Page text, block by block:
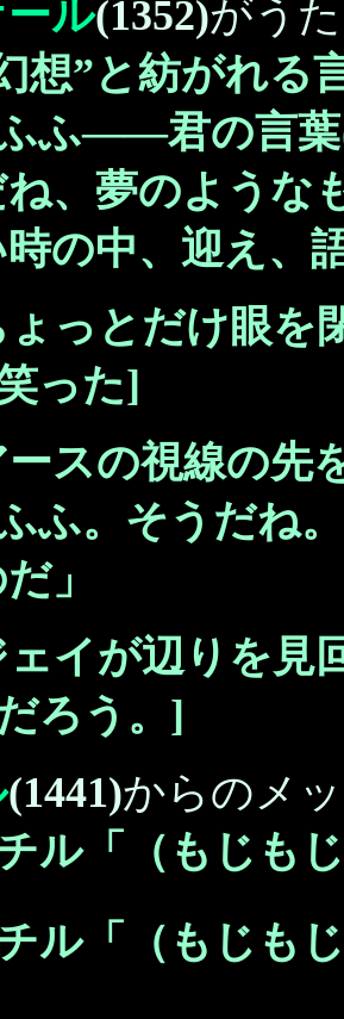
ル(1352)がう
想”と紡がれる
ふふ――君の言
、夢のような
時の中、迎え
っとだけ眼を
った]
スの視線の先
ふふ。そうだ
」
イが辺りを見
ろう。]
(1441)からのメ
ル「（もじも
ル「（もじも